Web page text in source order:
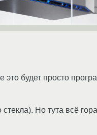
это будет просто
Но тута всё